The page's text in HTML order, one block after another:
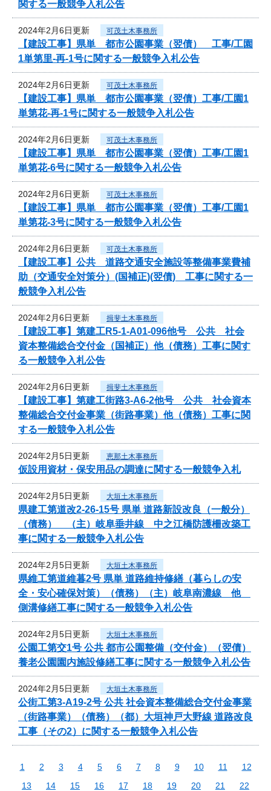
関する一般競争入札公告
2024年2月6日更新 可茂土木事務所
【建設工事】県単 都市公園事業（翌債） 工事/工園
1単第里-再-1号に関する一般競争入札公告
2024年2月6日更新 可茂土木事務所
【建設工事】県単 都市公園事業（翌債）工事/工園1
単第花-再-1号に関する一般競争入札公告
2024年2月6日更新 可茂土木事務所
【建設工事】県単 都市公園事業（翌債）工事/工園1
単第花-6号に関する一般競争入札公告
2024年2月6日更新 可茂土木事務所
【建設工事】県単 都市公園事業（翌債）工事/工園1
単第花-3号に関する一般競争入札公告
2024年2月6日更新 可茂土木事務所
【建設工事】公共 道路交通安全施設等整備事業費補
助（交通安全対策分）(国補正)(翌債) 工事に関する一
般競争入札公告
2024年2月6日更新 揖斐土木事務所
【建設工事】第建工R5-1-A01-096他号 公共 社会
資本整備総合交付金（国補正）他（債務）工事に関す
る一般競争入札公告
2024年2月6日更新 揖斐土木事務所
【建設工事】第建工街路3-A6-2他号 公共 社会資本
整備総合交付金事業（街路事業）他（債務）工事に関
する一般競争入札公告
2024年2月5日更新 恵那土木事務所
仮設用資材・保安用品の調達に関する一般競争入札
2024年2月5日更新 大垣土木事務所
県建工第道改2-26-15号 県単 道路新設改良（一般分）
（債務） （主）岐阜垂井線 中之江橋防護柵改築工
事に関する一般競争入札公告
2024年2月5日更新 大垣土木事務所
県維工第道維暮2号 県単 道路維持修繕（暮らしの安
全・安心確保対策）（債務）（主）岐阜南濃線 他
側溝修繕工事に関する一般競争入札公告
2024年2月5日更新 大垣土木事務所
公園工第交1号 公共 都市公園整備（交付金）（翌債）
養老公園園内施設修繕工事に関する一般競争入札公告
2024年2月5日更新 大垣土木事務所
公街工第3-A19-2号 公共 社会資本整備総合交付金事業
（街路事業）（債務）（都）大垣神戸大野線 道路改良
工事（その2）に関する一般競争入札公告
1 2 3 4 5 6 7 8 9 10 11
12
13
14 15 16 17 18 19 20 21
22